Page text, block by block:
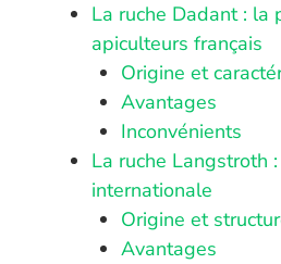
La ruche Dadant : la
apiculteurs français
Origine et
Avantages
Inconvénients
La ruche Langstroth
internationale
Origine et
Avantages